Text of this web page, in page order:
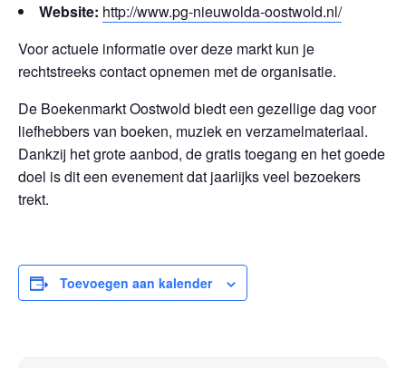
Website: http://www.pg-nieuwolda-oostwold.nl/
Voor actuele informatie over deze markt kun je
rechtstreeks contact opnemen met de organisatie.
De Boekenmarkt Oostwold biedt een gezellige dag voor
liefhebbers van boeken, muziek en verzamelmateriaal.
Dankzij het grote aanbod, de gratis toegang en het goede
doel is dit een evenement dat jaarlijks veel bezoekers
trekt.
Toevoegen aan kalender